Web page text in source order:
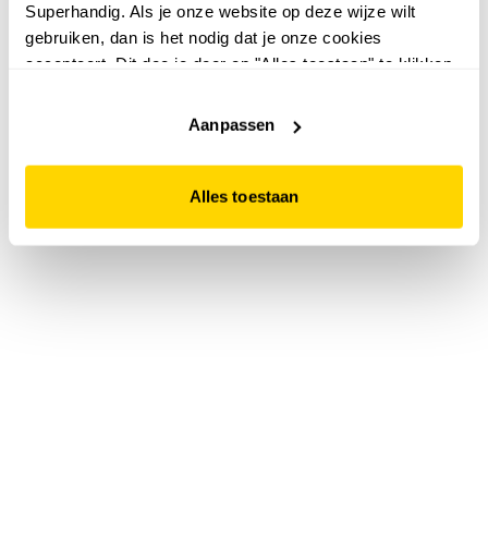
Superhandig. Als je onze website op deze wijze wilt
gebruiken, dan is het nodig dat je onze cookies
accepteert. Dit doe je door op "Alles toestaan" te klikken.
website niet optimaal functioneert.
Aanpassen
Alles toestaan